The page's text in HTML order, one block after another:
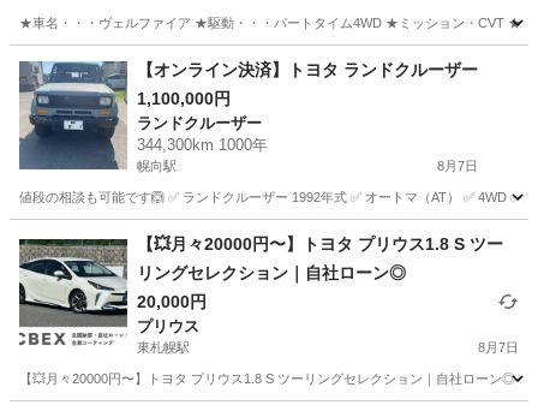
★車名・・・ヴェルファイア ★駆動・・・パートタイム4WD ★ミッション・CVT ★
北海道 函館市 桔梗駅 ヴェルファイア
トヨタヴェルファイア
【オンライン決済】トヨタ ランドクルーザー
1,100,000円
ランドクルーザー
344,300km 1000年
幌向駅 8月7日
値段の相談も可能です🙆 ✅ ランドクルーザー 1992年式 ✅ オートマ（AT） ✅ 4WD
岩見沢市 幌向駅 ランドクルーザー
【💥月々20000円〜】トヨタ プリウス1.8 S ツー
リングセレクション｜自社ローン◎
20,000円
プリウス
東札幌駅 8月7日
【💥月々20000円〜】トヨタ プリウス1.8 S ツーリングセレクション｜自社ローン◎